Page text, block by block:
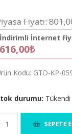
Fiyatı:
İndirimli İnternet
616,00₺
Kodu: GTD-KP-
durumu: Tükendi